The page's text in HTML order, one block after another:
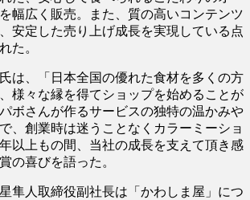
幅広く販売。また、質の高いコンテンツ
安定した売り上げ成長を実現している点
た。
は、「日本全国の優れた食材を多くの方
様々な縁を得てショップを始めることが
ボさんが作るサービスの独特の温かみや
、創業時は迷うことなくカラーミーショ
以上もの間、当社の成長を支えて頂き感
の喜びを語った。
隼人取締役副社長は「かわしま屋」につ